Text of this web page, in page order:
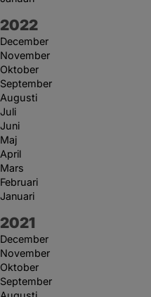
År:
2022
December
November
Oktober
September
Augusti
Juli
Juni
Maj
April
Mars
Februari
Januari
År:
2021
December
November
Oktober
September